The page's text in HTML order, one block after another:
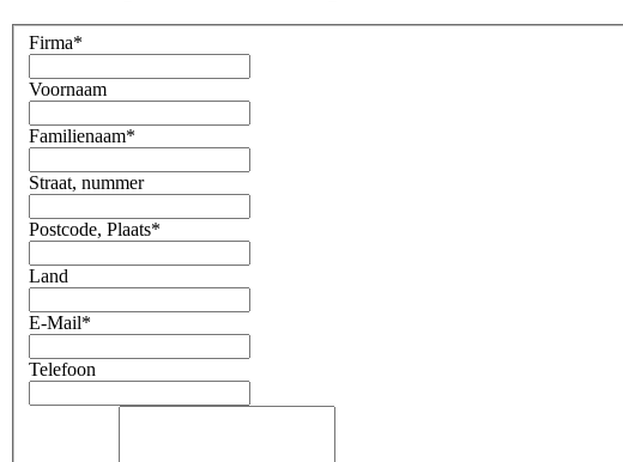
Firma*
Voornaam
Familienaam*
Straat, nummer
Postcode, Plaats*
Land
E-Mail*
Telefoon